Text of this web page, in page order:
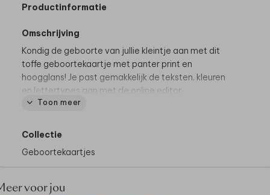
Productinformatie
Omschrijving
Kondig de geboorte van jullie kleintje aan met dit
toffe geboortekaartje met panter print en
hoogglans! Je past gemakkelijk de teksten, kleuren
en lettertypes aan met de online editor.
Toon meer
Collectie
Geboortekaartjes
voor jou